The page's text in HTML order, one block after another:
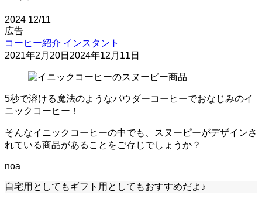
2024 12/11
広告
コーヒー紹介 インスタント
2021年2月20日 2024年12月11日
5秒で溶ける魔法のようなパウダーコーヒーでおなじみのイ
ニックコーヒー！
そんなイニックコーヒーの中でも、スヌーピーがデザインさ
れている商品があることをご存じでしょうか？
noa
自宅用としてもギフト用としてもおすすめだよ♪